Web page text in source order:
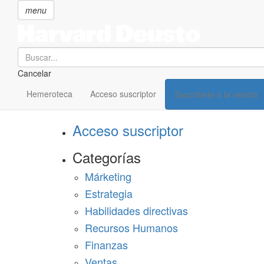
menu
Search
Cancelar
Hemeroteca Acceso suscriptor Suscríbete a la revista
SECCIONES
Suscríbete a Harvard Deusto
Acceso suscriptor
Categorías
Márketing
Estrategia
Habilidades directivas
Recursos Humanos
Finanzas